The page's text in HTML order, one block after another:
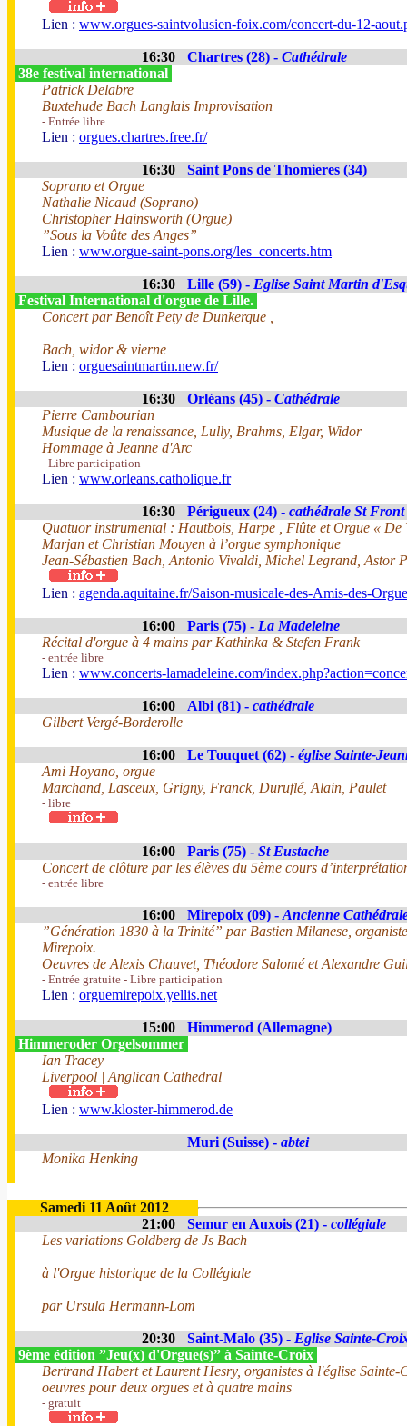
Lien : www.orgues-saintvolusien-foix.com/concert-du-12-
16:30 Chartres (28) - Cathédrale
38e festival international
Patrick Delabre
Buxtehude Bach Langlais Improvisation
- Entrée libre
Lien : orgues.chartres.free.fr/
16:30
Saint Pons de Thomieres (34)
Soprano et Orgue
Nathalie Nicaud (Soprano)
Christopher Hainsworth (Orgue)
”Sous la Voûte des Anges”
Lien : www.orgue-saint-pons.org/les_concerts.htm
16:30 Lille (59) - Eglise Saint Martin
Festival International d'orgue de Lille.
Concert par Benoît Pety de Dunkerque ,
Bach, widor & vierne
Lien : orguesaintmartin.new.fr/
16:30 Orléans (45) - Cathédrale
Pierre Cambourian
Musique de la renaissance, Lully, Brahms, Elgar, Widor
Hommage à Jeanne d'Arc
- Libre participation
Lien : www.orleans.catholique.fr
16:30 Périgueux (24) - cathédrale St Front
Quatuor instrumental : Hautbois, Harpe , Flûte et Orgue « De
Marjan et Christian Mouyen à l’orgue symphonique
Jean-Sébastien Bach, Antonio Vivaldi, Michel Legrand, Astor
Lien : agenda.aquitaine.fr/Saison-musicale-des-Amis-des-
16:00 Paris (75) - La Madeleine
Récital d'orgue à 4 mains par Kathinka & Stefen Frank
- entrée libre
Lien : www.concerts-lamadeleine.com/
16:00 Albi (81) - cathédrale
Gilbert Vergé-Borderolle
16:00 Le Touquet (62) - église Sainte-
Ami Hoyano, orgue
Marchand, Lasceux, Grigny, Franck, Duruflé, Alain, Paulet
- libre
16:00 Paris (75) - St Eustache
Concert de clôture par les élèves du 5ème cours
- entrée libre
16:00 Mirepoix (09) - Ancienne
”Génération 1830 à la Trinité” par Bastien Milanese,
Mirepoix.
Oeuvres de Alexis Chauvet, Théodore Salomé et Alexandre
- Entrée gratuite - Libre participation
Lien : orguemirepoix.yellis.net
15:00
Himmerod (Allemagne)
Himmeroder Orgelsommer
Ian Tracey
Liverpool | Anglican Cathedral
Lien : www.kloster-himmerod.de
Muri (Suisse) - abtei
Monika Henking
Samedi 11 Août 2012
21:00
Semur en Auxois (21) - collégiale
Les variations Goldberg de Js Bach
à l'Orgue historique de la Collégiale
par Ursula Hermann-Lom
20:30 Saint-Malo (35) - Eglise Sainte-
9ème édition ”Jeu(x) d'Orgue(s)” à Sainte-Croix
Bertrand Habert et Laurent Hesry, organistes à l'église Sainte-
oeuvres pour deux orgues et à quatre mains
- gratuit